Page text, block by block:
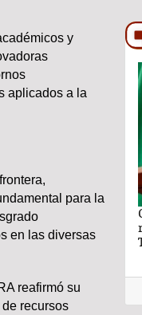
y
aplicados a la
para la
en las diversas
reafirmó su
recursos
Vázquez